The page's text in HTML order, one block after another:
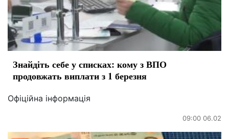
Знайдіть себе у списках: кому з ВПО
продовжать виплати з 1 березня
Офіційна інформація
09:00 06.02